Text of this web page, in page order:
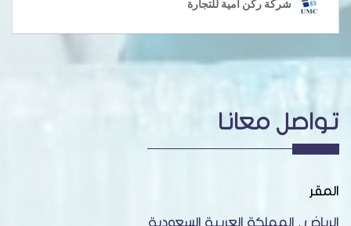
تواصل معانا
المقر